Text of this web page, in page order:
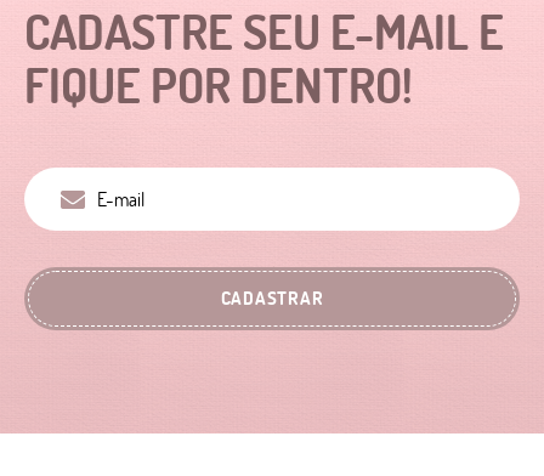
CADASTRE SEU E-MAIL E
FIQUE POR DENTRO!
CADASTRAR